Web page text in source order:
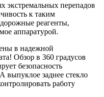
экстремальных перепадов
к таким
реагенты,
аппаратурой.
в надежной
Обзор в 360 градусов
безопасность
выпуклое заднее стекло
работу